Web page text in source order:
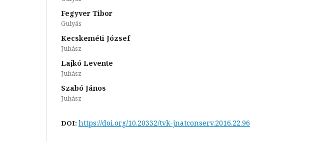
Fegyver Tibor
Gulyás
Kecskeméti József
Juhász
Lajkó Levente
Juhász
Szabó János
Juhász
DOI: https://doi.org/10.20332/tvk-jnatconserv.2016.22.96